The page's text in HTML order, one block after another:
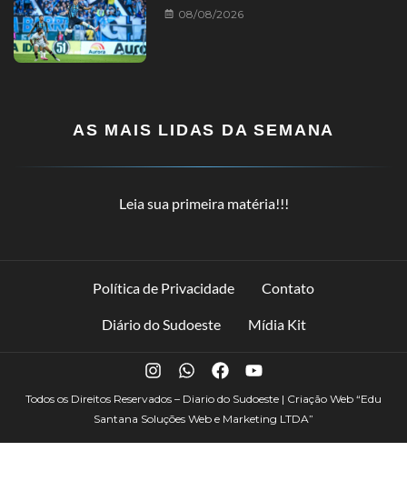
08/08/2026
AS MAIS LIDAS DA SEMANA
Leia sua primeira matéria!!!
Política de Privacidade Contato
Diário do Sudoeste Mídia Kit
Todos os Direitos Reservados – Diario do Sudoeste | Criação Web “Edu
Santana Soluções Web e Marketing LTDA”